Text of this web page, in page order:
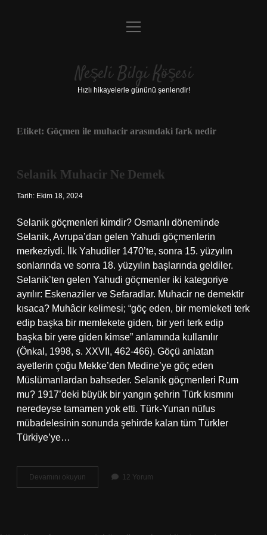
Anasayfa
Yasal Uyarı
menüyü
Neşeli Bilgi Köşesi
Hızlı hikayelerle gününü şenlendir!
Etiket: Göçmen ile muhacir arasındaki fark nedir
Selanik Muhacir Ne Demek
Tarih: Ekim 18, 2024
Selanik göçmenleri kimdir? Osmanlı döneminde
Selanik, Avrupa’dan gelen Yahudi göçmenlerin
merkeziydi. İlk Yahudiler 1470’te, sonra 15. yüzyılın
sonlarında ve sonra 18. yüzyılın başlarında geldiler.
Selanik’ten gelen Yahudi göçmenler iki kategoriye
ayrılır: Eskenaziler ve Sefaradlar. Muhacir ne demektir
kısaca? Muhâcir kelimesi; “göç eden, bir memleketi terk
edip başka bir memlekete giden, bir yeri terk edip
başka bir yere giden kimse” anlamında kullanılır
(Önkal, 1998, s. XXVII, 462-466). Göçü anlatan
ayetlerin çoğu Mekke’den Medine’ye göç eden
Müslümanlardan bahseder. Selanik göçmenleri Rum
mu? 1917’deki büyük bir yangın şehrin Türk kısmını
neredeyse tamamen yok etti. Türk-Yunan nüfus
mübadelesinin sonunda şehirde kalan tüm Türkler
Türkiye’ye…
Devamını okuyun
Muhacir
12 Yorum